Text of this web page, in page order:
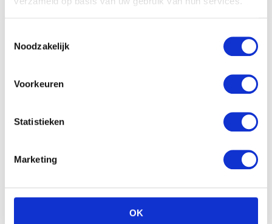
Noodzakelijk
Voorkeuren
Statistieken
Marketing
OK
Inmiddels is de kinderfysiotherapeut twee keer aan
manueel kindertherapeut van Van Lith Healthness
baby . Soof beweegt nu veel flexibeler, pakt ook
speeltjes gemakkelijk aan met rechts (want dat bleek ze
hoofd opgehouden.
Morgen komt de fysiotherapeut nog een keer aan huis